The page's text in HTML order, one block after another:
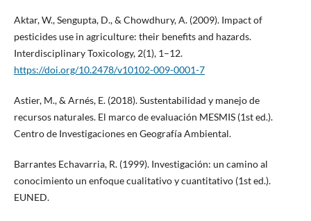
Aktar, W., Sengupta, D., & Chowdhury, A. (2009). Impact of
pesticides use in agriculture: their benefits and hazards.
Interdisciplinary Toxicology, 2(1), 1–12.
https://doi.org/10.2478/v10102-009-0001-7
Astier, M., & Arnés, E. (2018). Sustentabilidad y manejo de
recursos naturales. El marco de evaluación MESMIS (1st ed.).
Centro de Investigaciones en Geografía Ambiental.
Barrantes Echavarria, R. (1999). Investigación: un camino al
conocimiento un enfoque cualitativo y cuantitativo (1st ed.).
EUNED.